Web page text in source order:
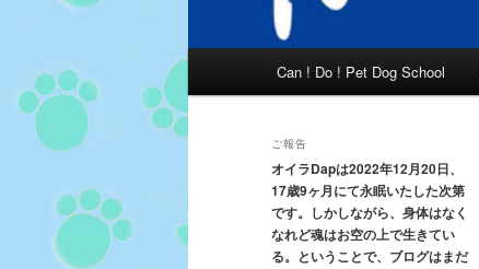
Can ! Do ! Pet Dog School
ご報告
オイラDapは2022年12月20日、
17歳9ヶ月にて永眠いたした次第
です。しかしながら、身体はなく
なれど魂はお空の上で生きてい
る。ということで、ブログはまだ